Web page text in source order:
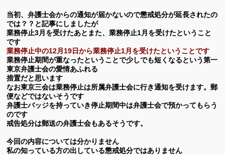
当初、弁護士会からの通知が届かないので懲戒処分が延長されたの
では？？と記事にしましたが
業務停止3月を受けたあとまた、業務停止1月を受けたということ
です
業務停止中の12月19日から業務停止1月を受けたということです
業務停止期間が重なったということで少しでも短くなるという第一
東京弁護士会の愛情あふれる
措置だと思います
なお東京三会は業務停止は所属弁護士会に行き通知を受けます。郵
便などではないそうです
弁護士バッジを持っていき停止期間中は弁護士会で預かってもらう
のです
戒告処分は郵送の弁護士会もあるそうです。
今回の内容については分かりません
私の知っている方の出している懲戒処分ではありません